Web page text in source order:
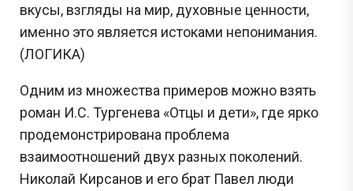
вкусы, взгляды на мир, духовные ценности,
именно это является истоками непонимания.
(ЛОГИКА)
Одним из множества примеров можно взять
роман И.С. Тургенева «Отцы и дети», где ярко
продемонстрирована проблема
взаимоотношений двух разных поколений.
Николай Кирсанов и его брат Павел люди